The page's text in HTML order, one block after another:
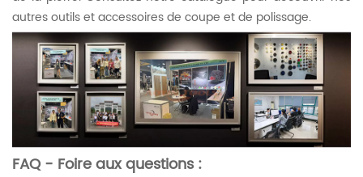
autres outils et accessoires de coupe et de polissage.
FAQ - Foire aux questions :